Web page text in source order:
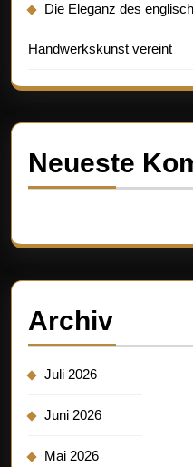
Die Eleganz des
Handwerkskunst vereint
Neueste
Archiv
Juli 2026
Juni 2026
Mai 2026